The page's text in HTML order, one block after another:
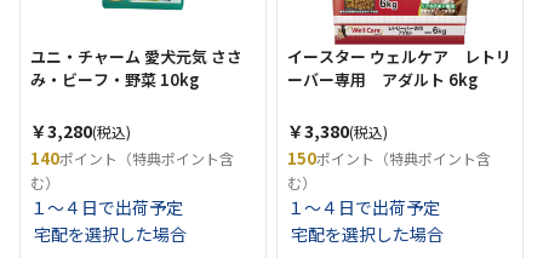
ユニ・チャーム 愛犬元気 ささ
み・ビーフ・野菜 10kg
￥3,280(税込)
140ポイント（特典ポイント含
む）
１～４日で出荷予定
宅配を選択した場合
イースター ウェルケア レトリ
ーバー専用 アダルト 6kg
￥3,380(税込)
150ポイント（特典ポイント含
む）
１～４日で出荷予定
宅配を選択した場合